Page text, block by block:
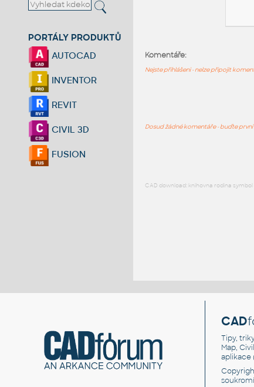
PORTÁLY PRODUKTŮ
AUTOCAD
INVENTOR
REVIT
CIVIL 3D
FUSION
Komentáře:
Nejste přihlášeni - nelze připojit
Dosud žádné komentáře - buďte první
CAD download: knihovna rodina
CAD
Tipy,
Map,
aplikace